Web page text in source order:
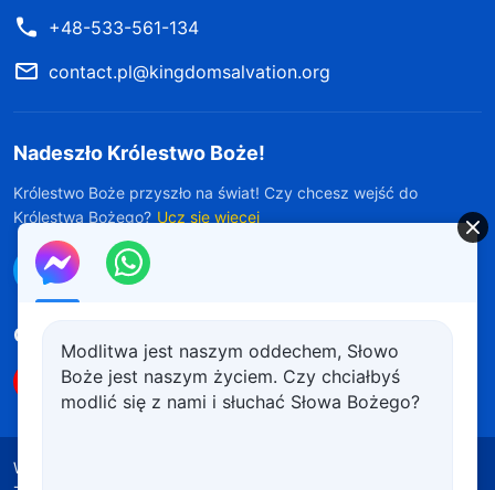
+48-533-561-134
contact.pl@kingdomsalvation.org
Nadeszło Królestwo Boże!
Królestwo Boże przyszło na świat! Czy chcesz wejść do
Królestwa Bożego? Ucz się więcej
Połącz się z nami w Messengerze
Obserwuj nas
Warunki korzystania
Modlitwa jest naszym oddechem, Słowo
Boże jest naszym życiem. Czy chciałbyś
modlić się z nami i słuchać Słowa Bożego?